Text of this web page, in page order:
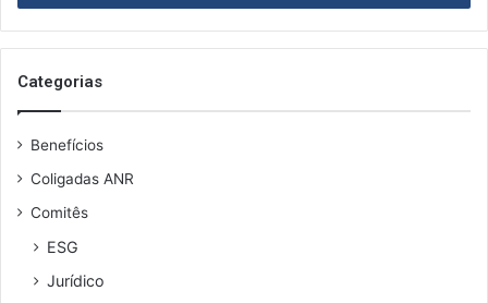
r
a
s
e
n
e
Categorias
Benefícios
Coligadas ANR
Comitês
ESG
Jurídico